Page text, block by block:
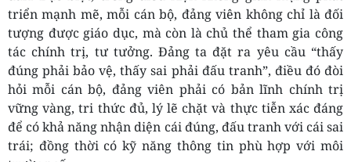
triển mạnh mẽ, mỗi cán bộ, đảng viên không chỉ là đối
tượng được giáo dục, mà còn là chủ thể tham gia công
tác chính trị, tư tưởng. Đảng ta đặt ra yêu cầu “thấy
đúng phải bảo vệ, thấy sai phải đấu tranh”, điều đó đòi
hỏi mỗi cán bộ, đảng viên phải có bản lĩnh chính trị
vững vàng, tri thức đủ, lý lẽ chặt và thực tiễn xác đáng
để có khả năng nhận diện cái đúng, đấu tranh với cái sai
trái; đồng thời có kỹ năng thông tin phù hợp với môi